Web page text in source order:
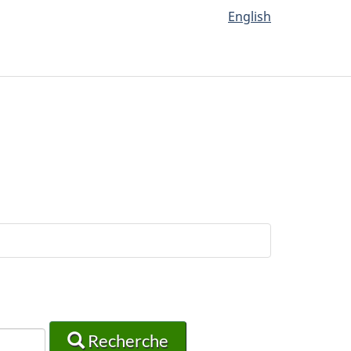
English
Recherche